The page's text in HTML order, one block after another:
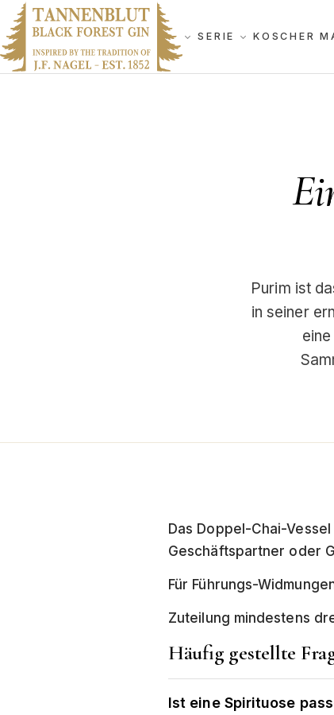
SERIE KOSCHER
Purim ist
in seiner
Das Doppel-Chai-
Geschäftspartner oder
Für Führungs-
Zuteilung mindestens
Häufig gestellte
Ist eine Spirituose